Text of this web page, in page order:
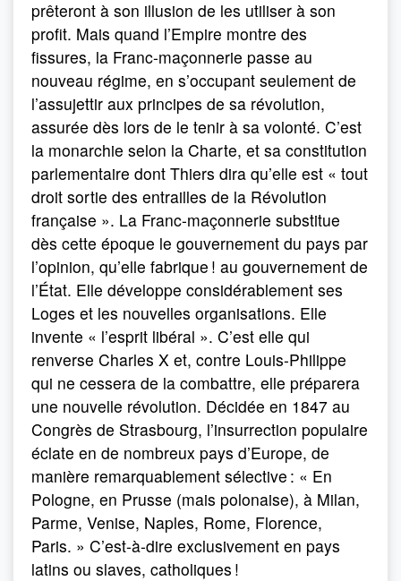
prêteront à son illusion de les utiliser à son
profit. Mais quand l’Empire montre des
fissures, la Franc-maçonnerie passe au
nouveau régime, en s’occupant seulement de
l’assujettir aux principes de sa révolution,
assurée dès lors de le tenir à sa volonté. C’est
la monarchie selon la Charte, et sa constitution
parlementaire dont Thiers dira qu’elle est « tout
droit sortie des entrailles de la Révolution
française ». La Franc-maçonnerie substitue
dès cette époque le gouvernement du pays par
l’opinion, qu’elle fabrique ! au gouvernement de
l’État. Elle développe considérablement ses
Loges et les nouvelles organisations. Elle
invente « l’esprit libéral ». C’est elle qui
renverse Charles X et, contre Louis-Philippe
qui ne cessera de la combattre, elle préparera
une nouvelle révolution. Décidée en 1847 au
Congrès de Strasbourg, l’insurrection populaire
éclate en de nombreux pays d’Europe, de
manière remarquablement sélective : « En
Pologne, en Prusse (mais polonaise), à Milan,
Parme, Venise, Naples, Rome, Florence,
Paris. » C’est-à-dire exclusivement en pays
latins ou slaves, catholiques !